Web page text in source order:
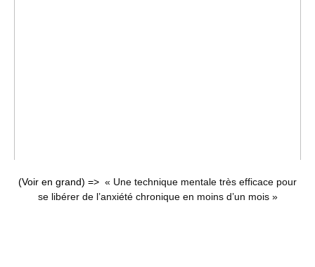
(Voir en grand) => « Une technique mentale très efficace pour
se libérer de l’anxiété chronique en moins d’un mois »